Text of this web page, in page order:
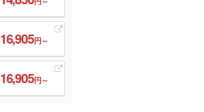
16,905円～
16,905円～